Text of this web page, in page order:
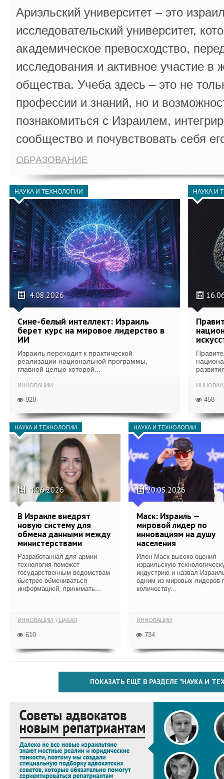
Ариэльский университет – это
исследовательский университет,
академическое превосходство,
исследования и активное участие в
общества. Учеба здесь – это не
профессии и знаний, но и
познакомиться с Израилем,
сообщество и почувствовать себя
ОБРАЗОВАНИЕ
НАУКА И ТЕХНОЛОГИИ
4.08.2026
Сине-белый интеллект: Израиль
берет курс на мировое лидерство в
ИИ
Израиль переходит к практической
реализации национальной программы,
главной целью которой...
ИННОВАЦИИ
928
НАУКА И
458
НАУКА И ТЕХНОЛОГИИ
4.06.2026
В Израиле внедрят
новую систему для
обмена данными между
министерствами
Разработанная для армии
технология поможет
государственным ведомствам
быстрее обмениваться
информацией, принимать...
ИННОВАЦИИ ЦАХАЛ
610
НАУКА И ТЕХНОЛОГИИ
20.05.2026
Маск: Израиль —
мировой лидер по
инновациям на душу
населения
Илон Маск высоко оценил
израильскую
индустрию и назвал
одним из мировых лидеров
количеству...
ИННОВАЦИИ
734
ПОКАЗАТЬ ЕЩЁ В РАЗДЕЛЕ "НАУКА И